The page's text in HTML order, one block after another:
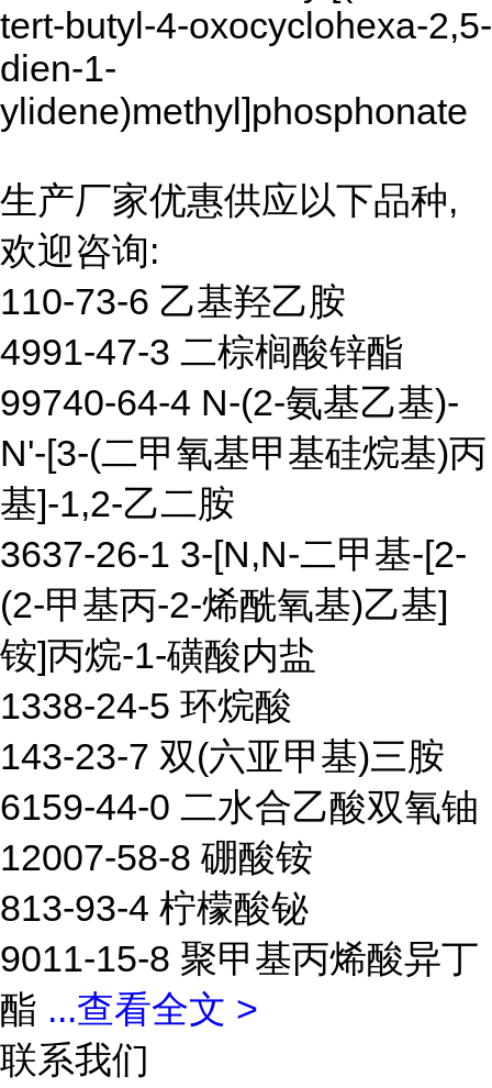
tert-butyl-4-oxocyclohexa-2,5-
dien-1-
ylidene)methyl]phosphonate
生产厂家优惠供应以下品种,
欢迎咨询:
110-73-6 乙基羟乙胺
4991-47-3 二棕榈酸锌酯
99740-64-4 N-(2-氨基乙基)-
N'-[3-(二甲氧基甲基硅烷基)丙
基]-1,2-乙二胺
3637-26-1 3-[N,N-二甲基-[2-
(2-甲基丙-2-烯酰氧基)乙基]
铵]丙烷-1-磺酸内盐
1338-24-5 环烷酸
143-23-7 双(六亚甲基)三胺
6159-44-0 二水合乙酸双氧铀
12007-58-8 硼酸铵
813-93-4 柠檬酸铋
9011-15-8 聚甲基丙烯酸异丁
酯 ...查看全文 >
联系我们